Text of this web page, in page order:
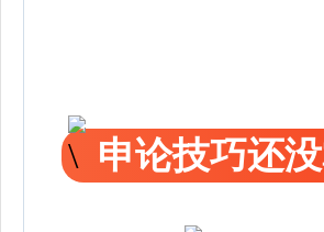
申论技巧还